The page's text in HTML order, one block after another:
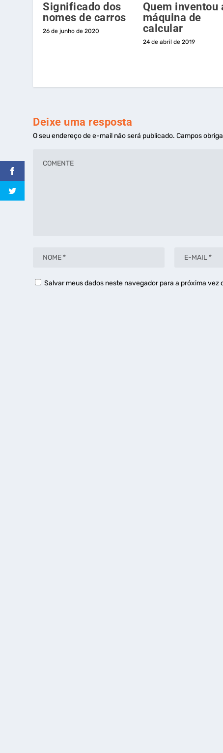
Significado dos
nomes de carros
26 de junho de 2020
Quem inventou
máquina de
calcular
24 de abril de 2019
Deixe uma resposta
O seu endereço de e-mail não será publicado. Campos
Salvar meus dados neste navegador para a próxima vez